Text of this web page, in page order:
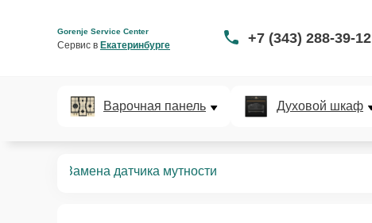
Gorenje Service Center
Сервис в Екатеринбурге +7 (343) 288-39-12
Варочная панель Духовой шкаф
Замена датчика мутности